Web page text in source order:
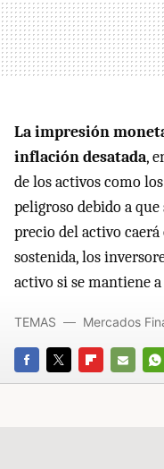
La impresión
inflación desatada,
de los activos como
peligroso debido a
precio del activo
sostenida, los
activo si se mantiene
FACEBOOK
TWITTERFLIPBOARD
E-
TEMAS Mercados